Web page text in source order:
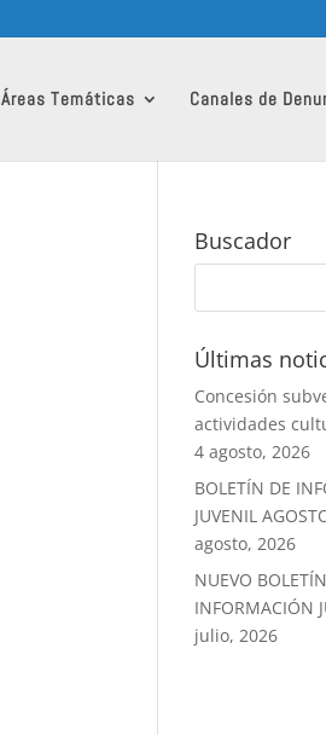
Áreas Temáticas Canales de
Buscador
Últimas
Concesión
actividades
4 agosto, 2026
BOLETÍN DE
JUVENIL
agosto, 2026
NUEVO
INFORMACIÓN
julio, 2026